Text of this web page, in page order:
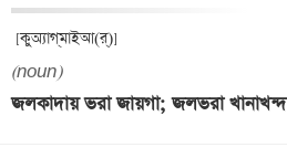
(noun)
জলকাদায় ভরা জায়গা; জলভরা খানাখন্দ